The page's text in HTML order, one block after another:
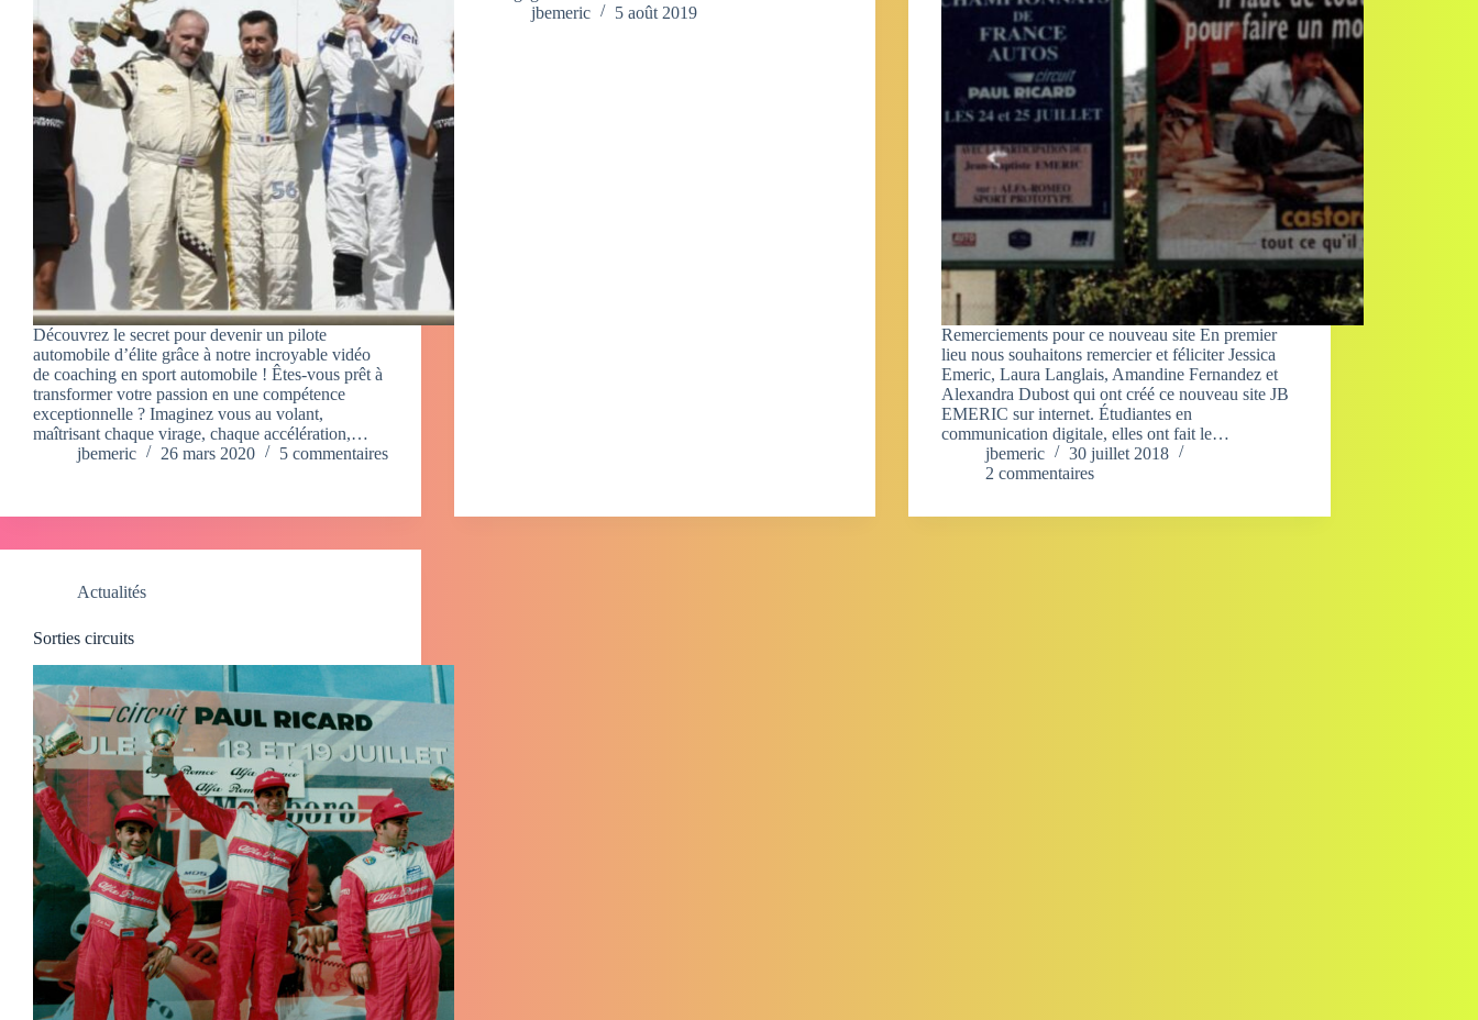
Découvrez le secret pour devenir un pilote
automobile d’élite grâce à notre incroyable vidéo
de coaching en sport automobile ! Êtes-vous prêt à
transformer votre passion en une compétence
exceptionnelle ? Imaginez vous au volant,
maîtrisant chaque virage, chaque accélération,…
jbemeric
26 mars 2020 5 commentaires
jbemeric
5 août 2019
Remerciements pour ce nouveau site En premier
lieu nous souhaitons remercier et féliciter Jessica
Emeric, Laura Langlais, Amandine Fernandez et
Alexandra Dubost qui ont créé ce nouveau site JB
EMERIC sur internet. Étudiantes en
communication digitale, elles ont fait le…
jbemeric
30 juillet 2018
2 commentaires
Actualités
Sorties circuits